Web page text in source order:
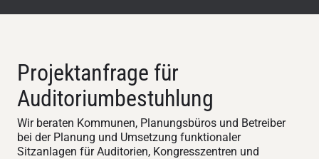
Projektanfrage für
Auditoriumbestuhlung
Wir beraten Kommunen, Planungsbüros und Betreiber
bei der Planung und Umsetzung funktionaler
Sitzanlagen für Auditorien, Kongresszentren und